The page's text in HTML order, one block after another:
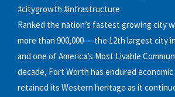
#citygrowth #infrastructure
Ranked the nation’s fastest growing city
more than 900,000 — the 12th largest city
and one of America’s Most Livable
decade, Fort Worth has endured economic
retained its Western heritage as it